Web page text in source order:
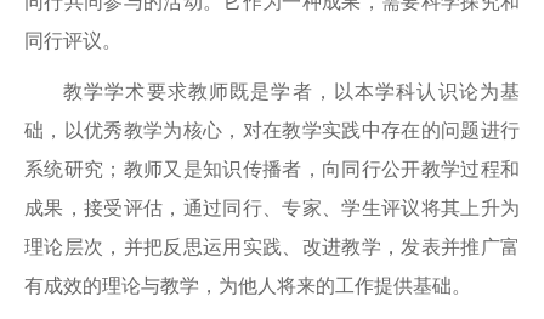
同行评议。
教学学术要求教师既是学者，以本学科认识论为基
础，以优秀教学为核心，对在教学实践中存在的问题进行
系统研究；教师又是知识传播者，向同行公开教学过程和
成果，接受评估，通过同行、专家、学生评议将其上升为
理论层次，并把反思运用实践、改进教学，发表并推广富
有成效的理论与教学，为他人将来的工作提供基础。